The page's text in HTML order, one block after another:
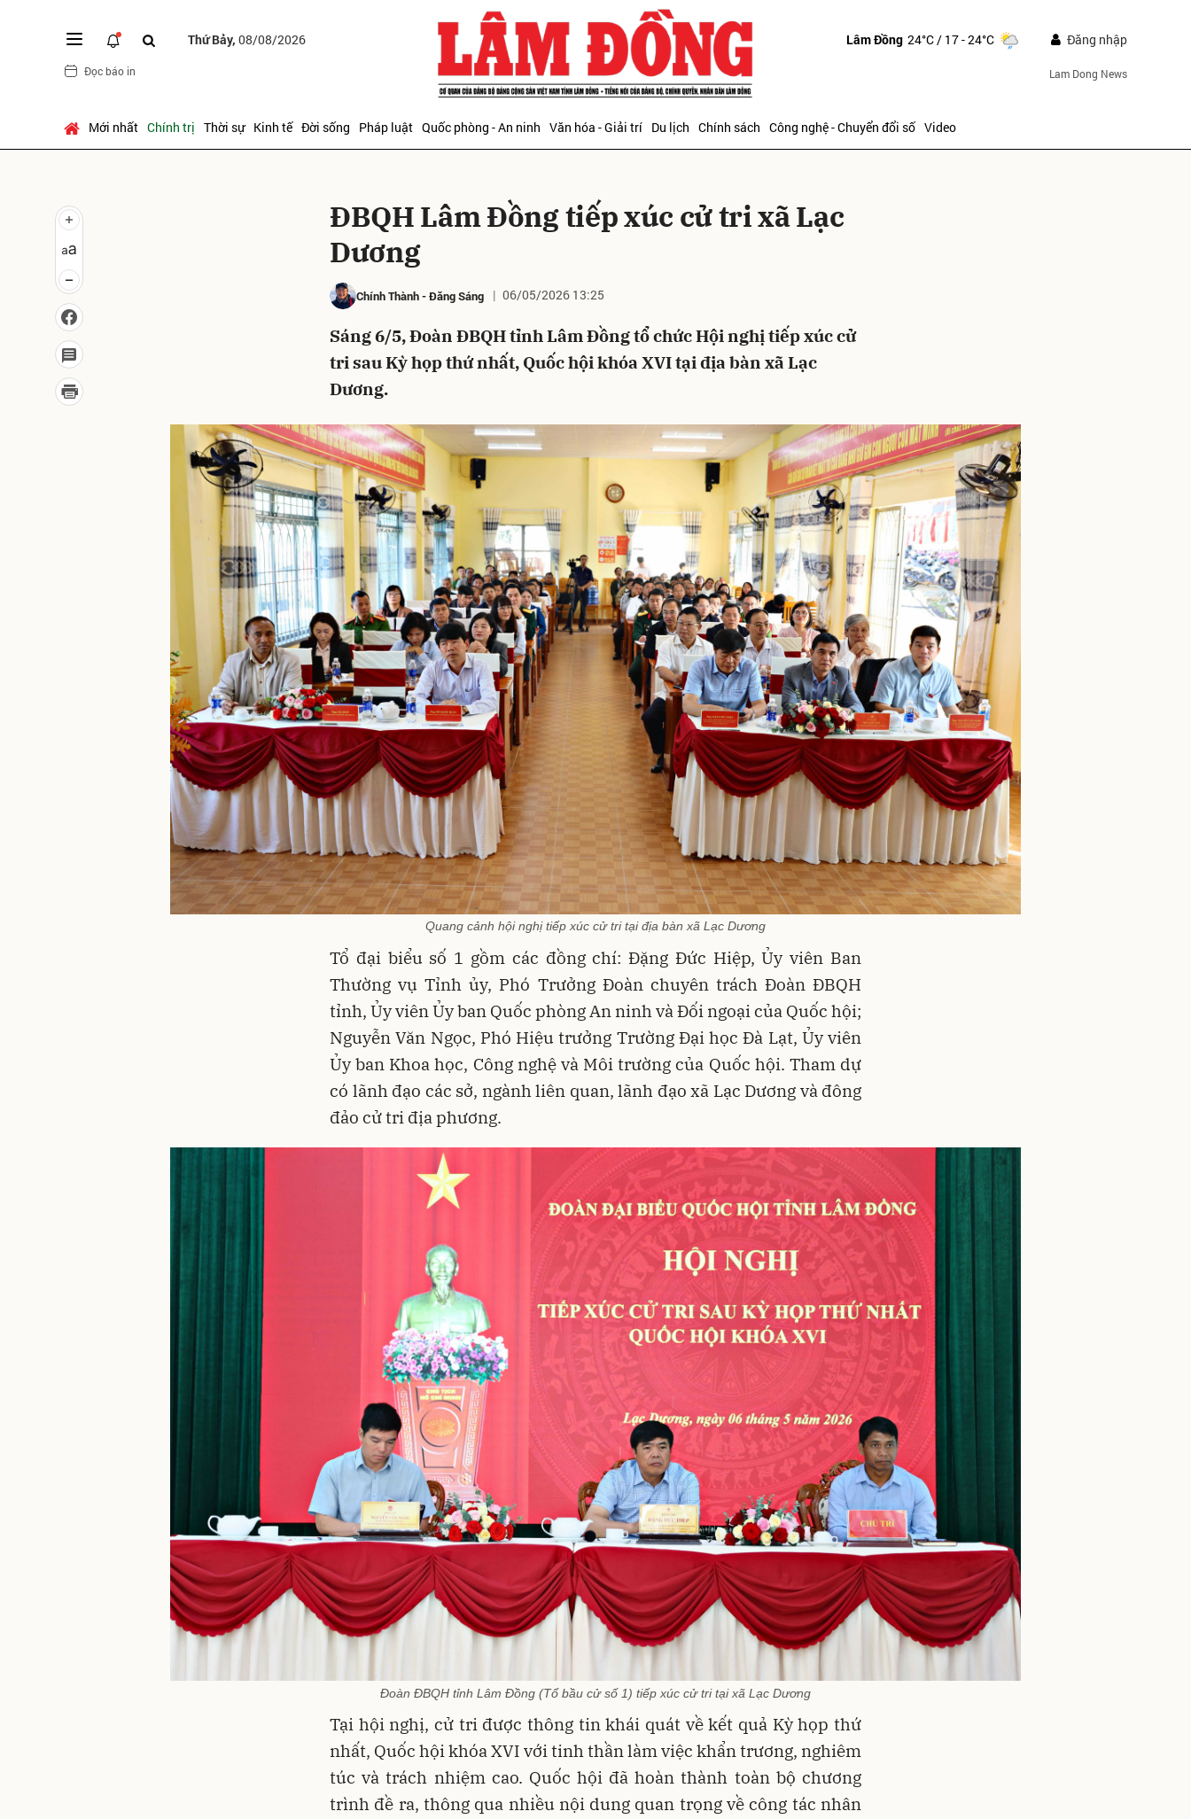
Thứ Bảy, 08/08/2026
Đọc báo in
Lâm Đồng 24°C/ 17 - 24°C Đăng nhập
Lam Dong News
Mới nhất Chính trị Thời sự Kinh tế Đời sống Pháp luật Quốc phòng - An ninh Văn hóa - Giải trí Du lịch Chính sách Công nghệ - Chuyển đổi số Video
ĐBQH Lâm Đồng tiếp xúc cử tri xã Lạc
Dương
Chính Thành-Đăng Sáng 06/05/2026 13:25
Sáng 6/5, Đoàn ĐBQH tỉnh Lâm Đồng tổ chức Hội nghị tiếp xúc cử
tri sau Kỳ họp thứ nhất, Quốc hội khóa XVI tại địa bàn xã Lạc
Dương.
Quang cảnh hội nghị tiếp xúc cử tri tại địa bàn xã Lạc Dương
Tổ đại biểu số 1 gồm các đồng chí: Đặng Đức Hiệp, Ủy viên Ban
Thường vụ Tỉnh ủy, Phó Trưởng Đoàn chuyên trách Đoàn ĐBQH
tỉnh, Ủy viên Ủy ban Quốc phòng An ninh và Đối ngoại của Quốc hội;
Nguyễn Văn Ngọc, Phó Hiệu trưởng Trường Đại học Đà Lạt, Ủy viên
Ủy ban Khoa học, Công nghệ và Môi trường của Quốc hội. Tham dự
có lãnh đạo các sở, ngành liên quan, lãnh đạo xã Lạc Dương và đông
đảo cử tri địa phương.
Đoàn ĐBQH tỉnh Lâm Đồng (Tổ bầu cử số 1) tiếp xúc cử tri tại xã Lạc Dương
Tại hội nghị, cử tri được thông tin khái quát về kết quả Kỳ họp thứ
nhất, Quốc hội khóa XVI với tinh thần làm việc khẩn trương, nghiêm
túc và trách nhiệm cao. Quốc hội đã hoàn thành toàn bộ chương
trình đề ra, thông qua nhiều nội dung quan trọng về công tác nhân
Gửi bình luận